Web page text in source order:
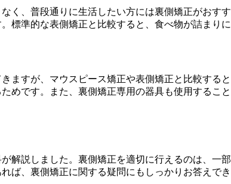
く、普段通りに生活したい方には裏側矯正がおす
準的な表側矯正と比較すると、食べ物が詰まり
すが、マウスピース矯正や表側矯正と比較する
です。また、裏側矯正専用の器具も使用するこ
解説しました。裏側矯正を適切に行えるのは、一
ば、裏側矯正に関する疑問にもしっかりお答えでき